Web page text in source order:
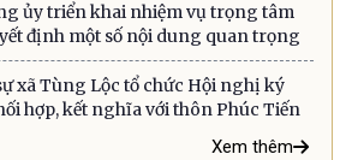
ủy triển khai nhiệm vụ trọng tâm
định một số nội dung quan trọng
xã Tùng Lộc tổ chức Hội nghị ký
hợp, kết nghĩa với thôn Phúc Tiến
Xem thêm